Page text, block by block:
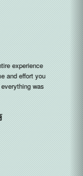
货机经销商